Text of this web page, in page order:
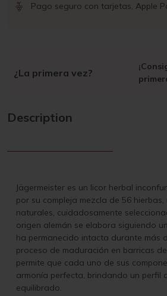
Pago seguro con tarjetas, Apple
¿La primera vez?
Description
Jägermeister es un licor herbal
por su compleja mezcla de 56 hierbas,
naturales, cuidadosamente
origen alemán se elabora siguiendo
ha permanecido intacta durante más
proceso de maduración en barricas
permite que cada uno de sus
armonía perfecta, brindando un perfil
equilibrado.